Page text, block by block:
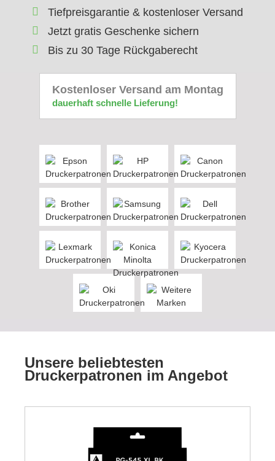
Tiefpreisgarantie & kostenloser Versand
Jetzt gratis Geschenke sichern
Bis zu 30 Tage Rückgaberecht
Kostenloser Versand am Montag
dauerhaft schnelle Lieferung!
Unsere beliebtesten
Druckerpatronen im Angebot